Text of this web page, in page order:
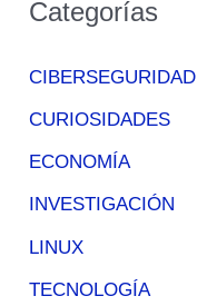
Categorías
CIBERSEGURIDAD
CURIOSIDADES
ECONOMÍA
INVESTIGACIÓN
LINUX
TECNOLOGÍA